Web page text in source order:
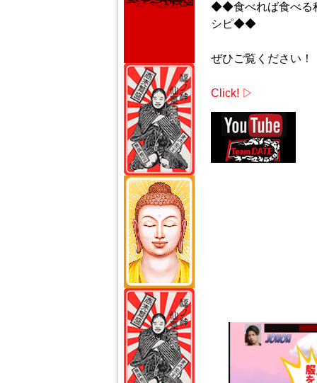
◆◆食べれば食べる
シピ◆◆
ぜひご覧ください！
Click! ▷